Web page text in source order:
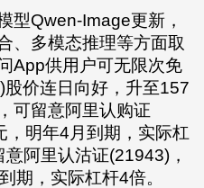
型Qwen-Image更新，
、多模态推理等方面取
App供用户可无限次免
价连日向好，升至157
可留意阿里认购证
明年4月到期，实际杠
阿里认沽证(21943)，
期，实际杠杆4倍。